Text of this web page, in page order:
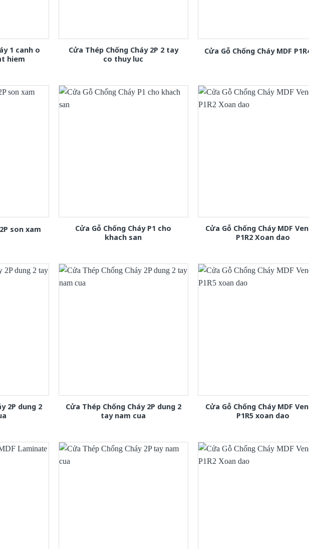
1 canh o
hiem
Cửa Thép Chống Cháy 2P 2 tay
co thuy luc
Cửa Gỗ Chống Cháy MDF
son xam
Cửa Gỗ Chống Cháy P1 cho
khach san
Cửa Gỗ Chống Cháy MDF
P1R2 Xoan dao
2P dung 2
Cửa Thép Chống Cháy 2P dung 2
tay nam cua
Cửa Gỗ Chống Cháy MDF
P1R5 xoan dao